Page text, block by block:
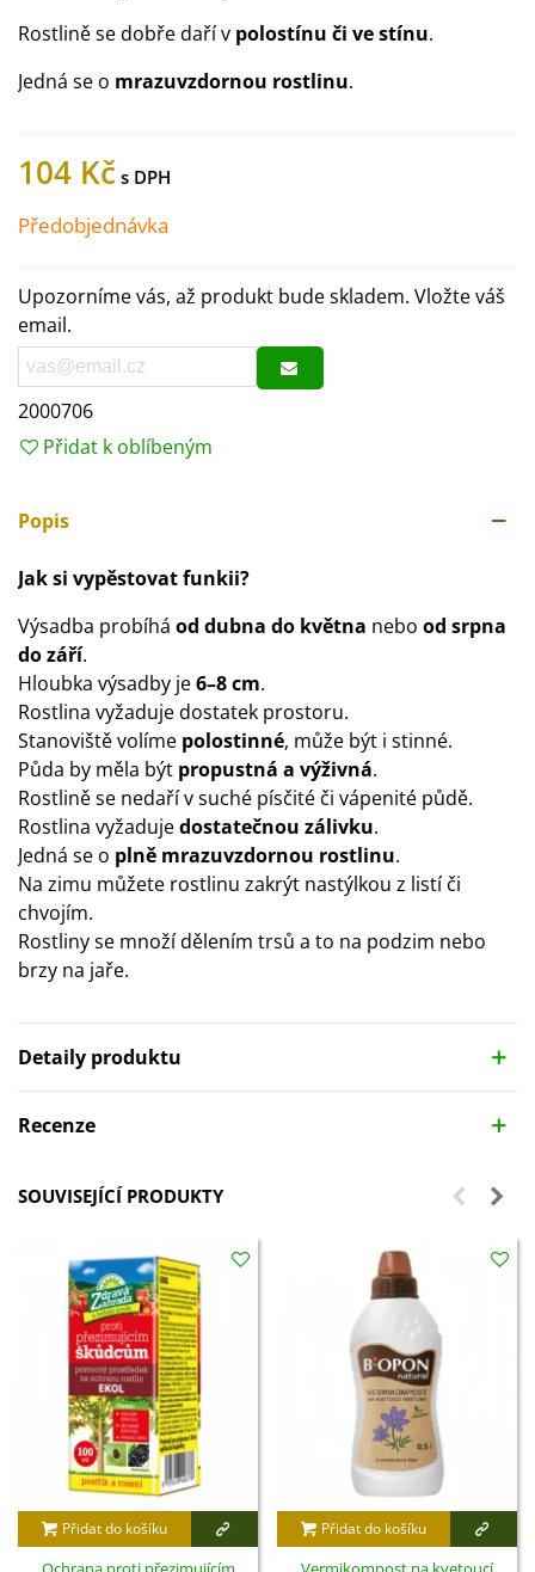
Rostlině se dobře daří v polostínu či ve stínu.
Jedná se o mrazuvzdornou rostlinu.
104 Kč
Předobjednávka
Upozorníme vás, až produkt bude skladem. Vložte váš
email.
2000706
Přidat k oblíbeným
Popis
Jak si vypěstovat funkii?
Výsadba probíhá od dubna do května nebo od srpna
do září.
Hloubka výsadby je6–8 cm.
Rostlina vyžaduje dostatek prostoru.
Stanoviště volíme polostinné, může být i stinné.
Půda by měla být propustná a výživná.
Rostlině se nedaří v suché písčité či vápenité půdě.
Rostlina vyžadujedostatečnou zálivku.
Jedná se o plně mrazuvzdornou rostlinu.
Na zimu můžete rostlinu zakrýt nastýlkou z listí či
chvojím.
Rostliny se množí dělením trsů a to na podzim nebo
brzy na jaře.
Detaily produktu
Recenze
SOUVISEJÍCÍ PRODUKTY
Přidat do košíku Přidat do košíku